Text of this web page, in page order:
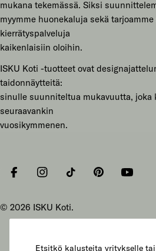
mukana tekemässä. Siksi
myymme huonekaluja sekä
kierrätyspalveluja
kaikenlaisiin oloihin.
ISKU Koti -tuotteet ovat
taidonnäytteitä:
sinulle suunniteltua mukavuutta, joka
seuraavankin
vuosikymmenen.
FacebookInstagramTiktok PinterestYouTube
© 2026 ISKU Koti.